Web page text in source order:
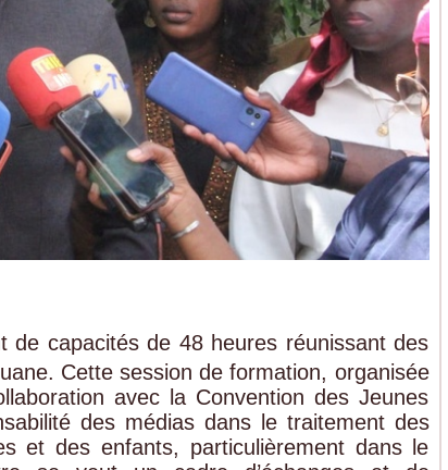
de capacités de 48 heures réunissant des
Cette session de formation, organisée
avec la Convention des Jeunes
des médias dans le traitement des
et des enfants, particulièrement dans le